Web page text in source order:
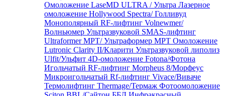
Омоложение LaseMD ULTRA / Ультра Лазерное
омоложение Hollywood Spectra/ Голливуд
Монополярный RF-лифтинг Volnewmer/
Волньюмер Ультразвуковой SMAS-лифтинг
Ultraformer MPT/ Ультраформер MPT Омоложение
Lutronic Clarity II/Кларити Ультразвуковой липолиз
Ulfit/Ульфит 4D-омоложение Fotona/Фотона
Игольчатый RF-лифтинг Morpheus 8/Морфеус
Микроигольчатый Rf-лифтинг Vivace/Виваче
Термолифтинг Thermage/Термаж Фотоомоложение